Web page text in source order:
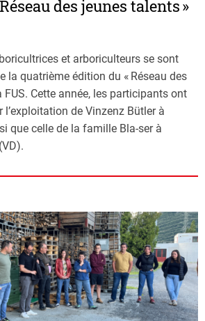
des jeunes talents »
et arboriculteurs se sont
la quatrième édition du « Réseau des
FUS. Cette année, les participants ont
de Vinzenz Bütler à
que celle de la famille Bla-ser à